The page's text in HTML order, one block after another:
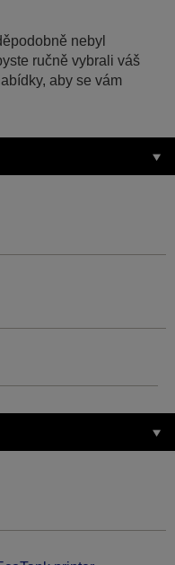
nebyl
ručně vybrali váš
aby se vám